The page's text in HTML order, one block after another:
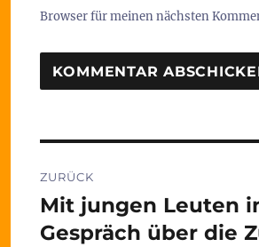
Browser für meinen nächsten
ZURÜCK
Vorheriger
Beitrag:
Mit jungen Leuten
Gespräch über die